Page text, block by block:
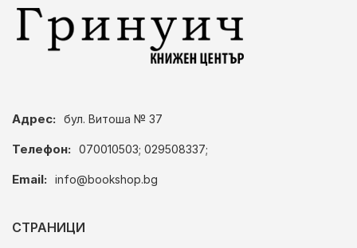
Адрес: бул. Витоша № 37
Телефон: 070010503; 029508337;
Email: info@bookshop.bg
СТРАНИЦИ